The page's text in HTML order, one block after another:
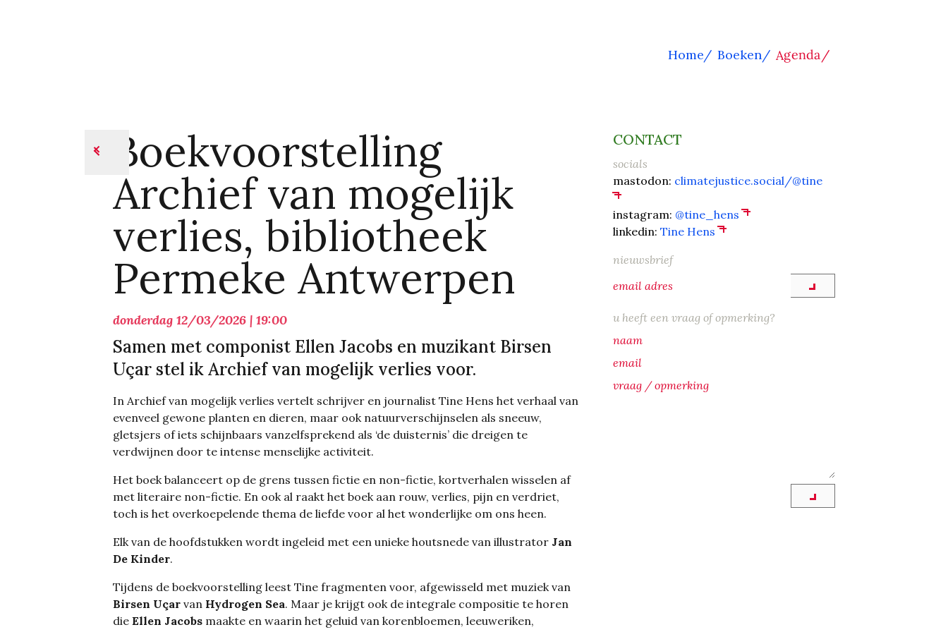
Home/ Boeken/ Agenda/
Boekvoorstelling
Archief van mogelijk
verlies, bibliotheek
Permeke Antwerpen
donderdag 12/03/2026 | 19:00
Samen met componist Ellen Jacobs en muzikant Birsen
Uçar stel ik Archief van mogelijk verlies voor.
In Archief van mogelijk verlies vertelt schrijver en journalist Tine Hens het verhaal van
evenveel gewone planten en dieren, maar ook natuurverschijnselen als sneeuw,
gletsjers of iets schijnbaars vanzelfsprekend als ‘de duisternis’ die dreigen te
verdwijnen door te intense menselijke activiteit.
Het boek balanceert op de grens tussen fictie en non-fictie, kortverhalen wisselen af
met literaire non-fictie. En ook al raakt het boek aan rouw, verlies, pijn en verdriet,
toch is het overkoepelende thema de liefde voor al het wonderlijke om ons heen.
Elk van de hoofdstukken wordt ingeleid met een unieke houtsnede van illustrator Jan
De Kinder.
Tijdens de boekvoorstelling leest Tine fragmenten voor, afgewisseld met muziek van
Birsen Uçar van Hydrogen Sea. Maar je krijgt ook de integrale compositie te horen
die Ellen Jacobs maakte en waarin het geluid van korenbloemen, leeuweriken,
CONTACT
socials
mastodon: climatejustice.social/@tine
instagram: @tine_hens
linkedin:Tine Hens
nieuwsbrief
u heeft een vraag of opmerking?